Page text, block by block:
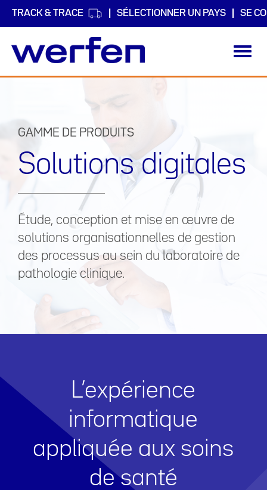
TRACK & TRACE SÉLECTIONNER UN PAYS SE
GAMME DE PRODUITS
Solutions digitales
Étude, conception et mise en œuvre de
solutions organisationnelles de gestion
des processus au sein du laboratoire de
pathologie clinique.
L’expérience
informatique
appliquée aux soins
de santé